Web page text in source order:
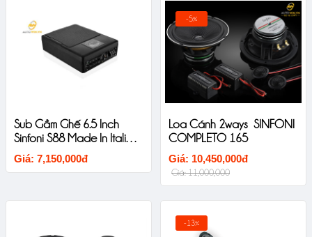
Sub Gầm Ghế 6.5 Inch
Sinfoni S88 Made In Italia
New Untral Thin
Giá: 7,150,000đ
-5%
Loa Cánh 2ways SINFONI
COMPLETO 165
Giá: 10,450,000đ
Giá: 11,000,000
-13%